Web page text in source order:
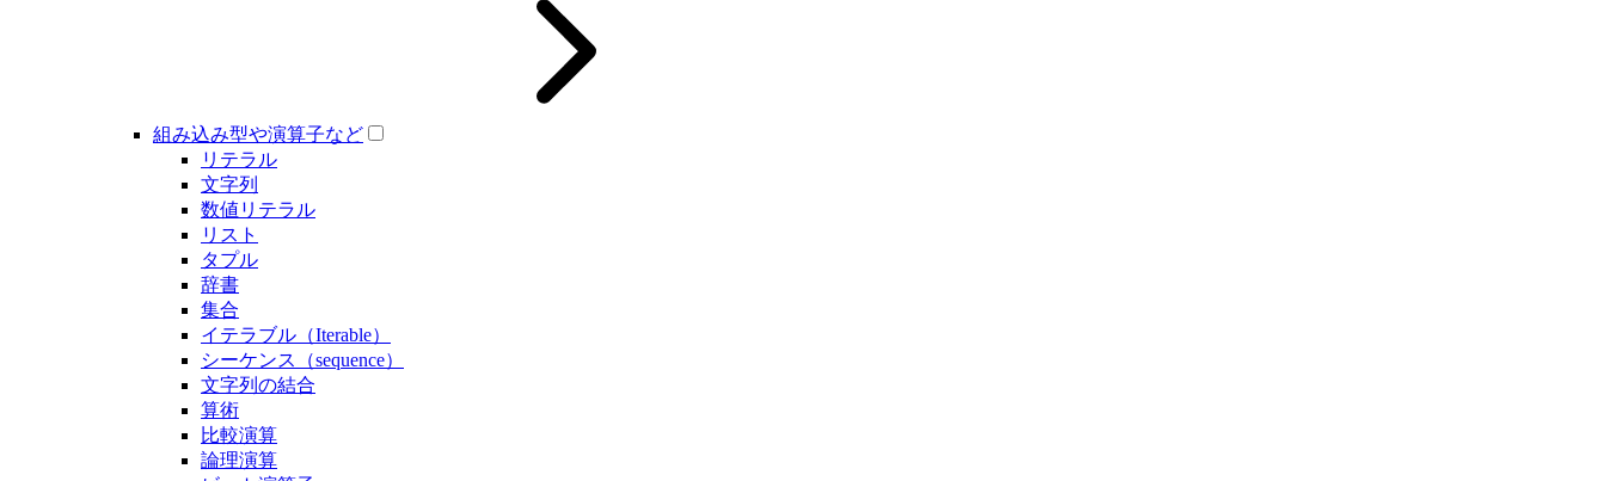
組み込み型や演算子など
リテラル
文字列
数値リテラル
リスト
タプル
辞書
集合
イテラブル（Iterable）
シーケンス（sequence）
文字列の結合
算術
比較演算
論理演算